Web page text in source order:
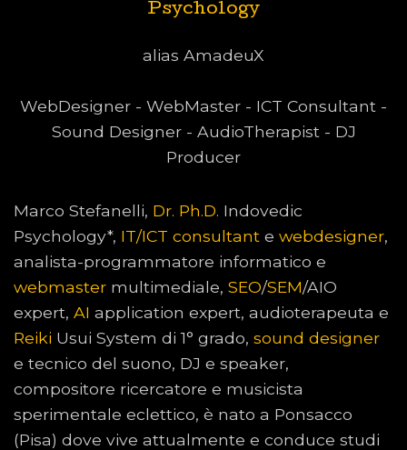
Psychology
alias AmadeuX
WebDesigner - WebMaster - ICT Consultant -
Sound Designer - AudioTherapist - DJ
Producer
Marco Stefanelli, Dr. Ph.D. Indovedic
Psychology*, IT/ICT consultant e webdesigner,
analista-programmatore informatico e
webmaster multimediale, SEO/SEM/AIO
expert, AI application expert, audioterapeuta e
Reiki Usui System di 1° grado, sound designer
e tecnico del suono, DJ e speaker,
compositore ricercatore e musicista
sperimentale eclettico, è nato a Ponsacco
(Pisa) dove vive attualmente e conduce studi